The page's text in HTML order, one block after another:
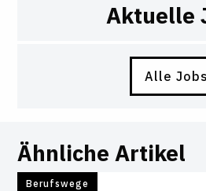
Aktuelle
Alle Jobs
Ähnliche Artikel
Berufswege